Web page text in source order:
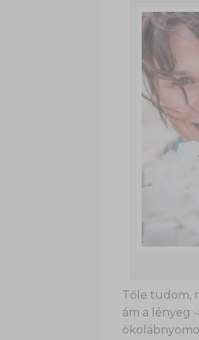
Tőle tudom,
ám a lényeg